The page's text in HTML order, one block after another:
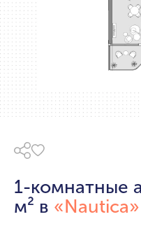
1-комнатные
м² в «Nautica»